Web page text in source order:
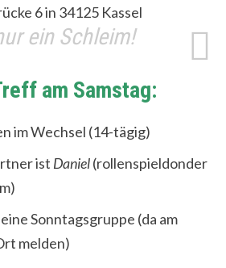
6 in 34125 Kassel
ein Schleim!
am Samstag:
im Wechsel (14-tägig)
ist Daniel(rollenspieldonder
Sonntagsgruppe (da am
melden)